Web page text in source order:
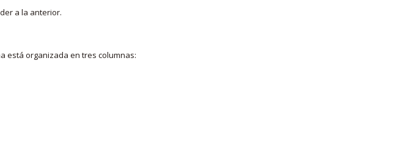
a la anterior.
está organizada en tres columnas: